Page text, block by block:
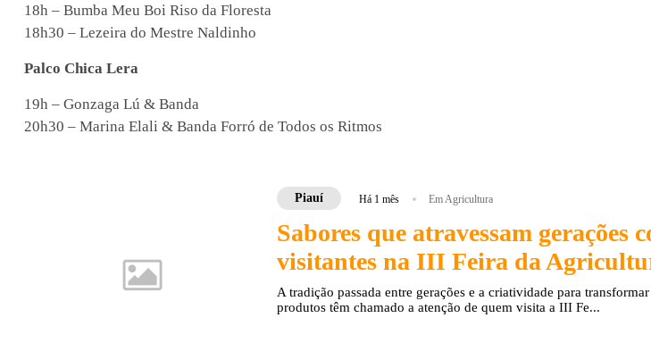
18h – Bumba Meu Boi Riso da Floresta
18h30 – Lezeira do Mestre Naldinho
Palco Chica Lera
19h – Gonzaga Lú & Banda
20h30 – Marina Elali & Banda Forró de Todos os Ritmos
Piauí Há 1 mês Em Agricultura
Sabores que atravessam gerações
visitantes na III Feira da
A tradição passada entre gerações e a criatividade para
produtos têm chamado a atenção de quem visita a III Fe...